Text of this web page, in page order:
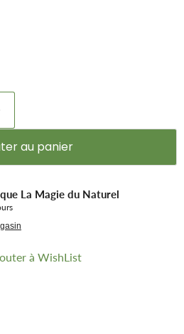
au panier
La Magie du Naturel
à WishList